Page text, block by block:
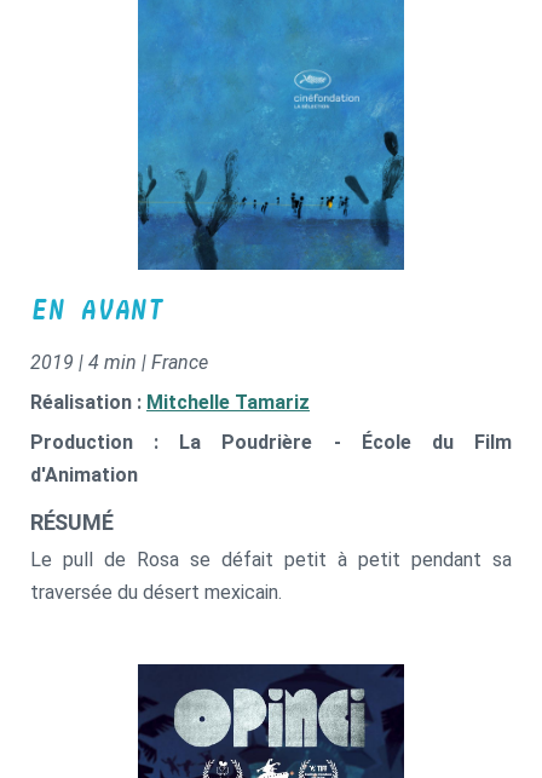
EN AVANT
2019 | 4 min | France
Réalisation : Mitchelle Tamariz
Production : La Poudrière - École du Film
d'Animation
RÉSUMÉ
Le pull de Rosa se défait petit à petit pendant sa
traversée du désert mexicain.